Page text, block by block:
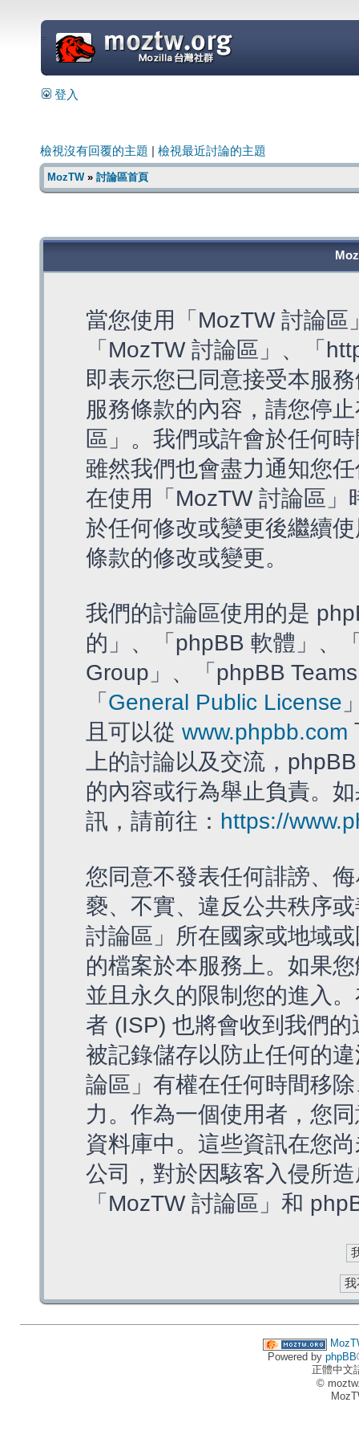
=
登入
檢視沒有回覆的主題 檢視最近討論的主題
MozTW» 討論區首頁
當您使用「MozTW 討論
「MozTW 討論區」、「
即表示您已同意接受本服
服務條款的內容，請您停
區」。我們或許會於任何
雖然我們也會盡力通知您
在使用「MozTW 討論區
於任何修改或變更後繼續
條款的修改或變更。
我們的討論區使用的是
的」、「phpBB 軟體」、
Group」、「phpBB
「 General Public License
且可以從 www.phpbb.com
上的討論以及交流，
的內容或行為舉止負責。
訊，請前往： https://
您同意不發表任何誹謗、
褻、不實、違反公共秩序
討論區」所在國家或地域
的檔案於本服務上。如果
並且永久的限制您的進入
者 (ISP) 也將會收到我們
被記錄儲存以防止任何的
論區」有權在任何時間移
力。作為一個使用者，您
資料庫中。這些資訊在您
公司，對於因駭客入侵所
「MozTW 討論區」和
Powered by phpBB
正體中文
©